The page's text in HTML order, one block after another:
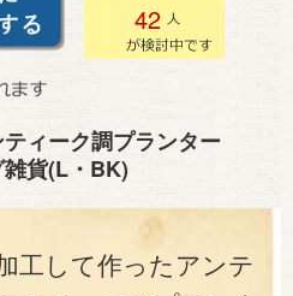
42
ィーク調プランター
貨(L・BK)
工して作ったアンテ